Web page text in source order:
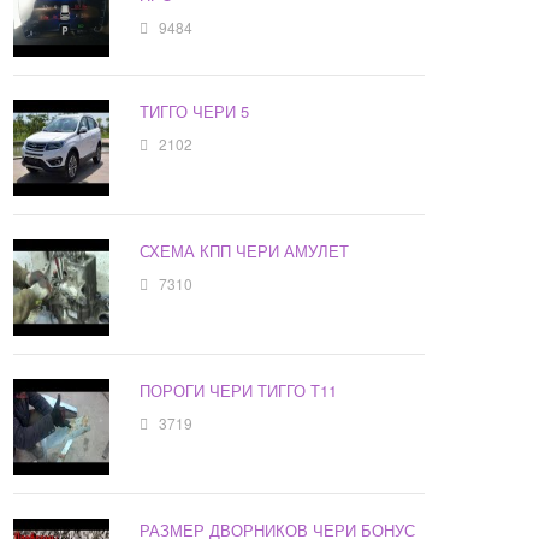
9484
ТИГГО ЧЕРИ 5
2102
СХЕМА КПП ЧЕРИ АМУЛЕТ
7310
ПОРОГИ ЧЕРИ ТИГГО Т11
3719
РАЗМЕР ДВОРНИКОВ ЧЕРИ БОНУС